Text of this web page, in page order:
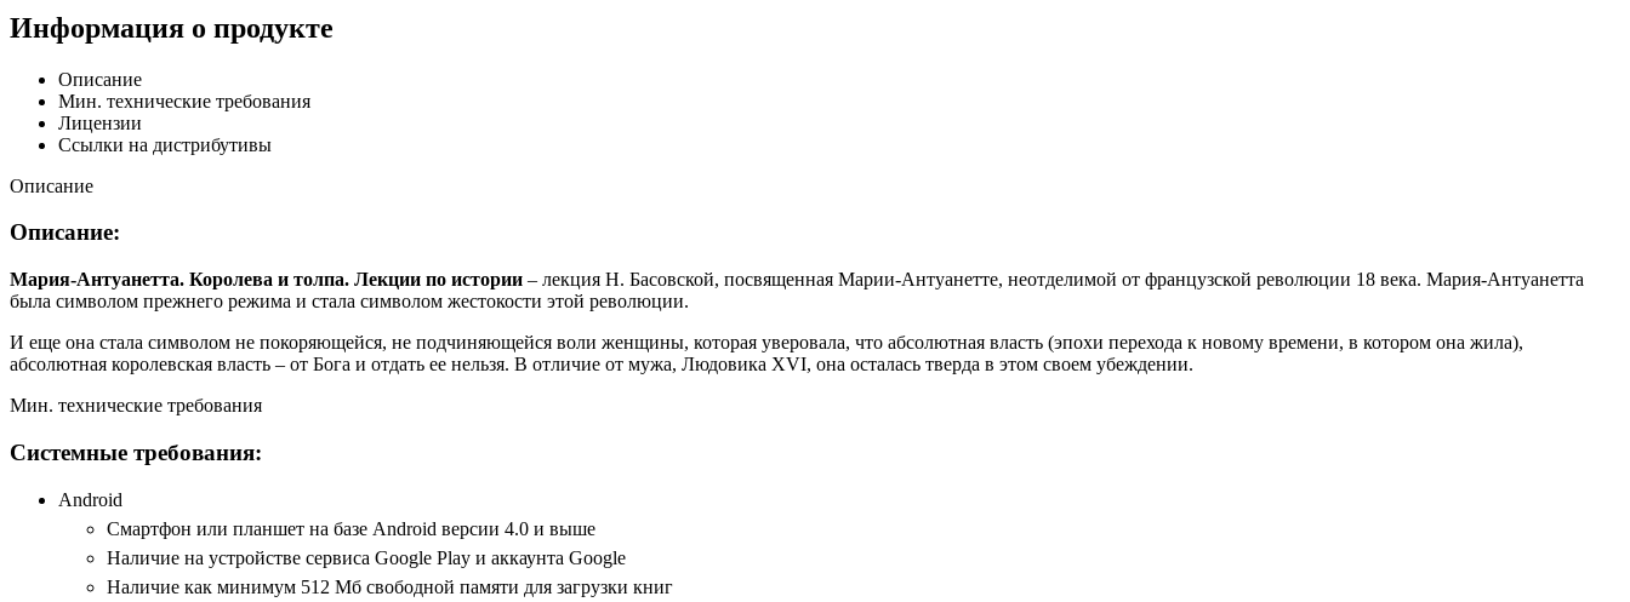
Информация о продукте
Описание
Мин. технические требования
Лицензии
Ссылки на дистрибутивы
Описание
Описание:
Мария-Антуанетта. Королева и толпа. Лекции по истории – лекция Н. Басовской, посвященная Марии-Антуанетте, неотделимой от французской революции 18 века. Мария-Антуанетта
была символом прежнего режима и стала символом жестокости этой революции.
И еще она стала символом не покоряющейся, не подчиняющейся воли женщины, которая уверовала, что абсолютная власть (эпохи перехода к новому времени, в котором она жила),
абсолютная королевская власть – от Бога и отдать ее нельзя. В отличие от мужа, Людовика XVI, она осталась тверда в этом своем убеждении.
Мин. технические требования
Системные требования:
Android
Смартфон или планшет на базе Android версии 4.0 и выше
Наличие на устройстве сервиса Google Play и аккаунта Google
Наличие как минимум 512 Мб свободной памяти для загрузки книг